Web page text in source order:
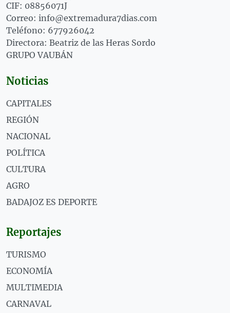
CIF: 08856071J
Correo: info@extremadura7dias.com
Teléfono: 677926042
Directora: Beatriz de las Heras Sordo
GRUPO VAUBÁN
Noticias
CAPITALES
REGIÓN
NACIONAL
POLÍTICA
CULTURA
AGRO
BADAJOZ ES DEPORTE
Reportajes
TURISMO
ECONOMÍA
MULTIMEDIA
CARNAVAL